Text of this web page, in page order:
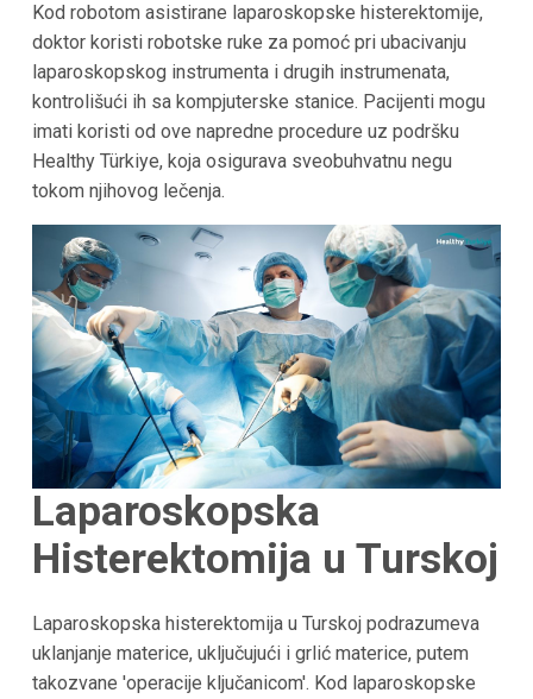
Kod robotom asistirane laparoskopske histerektomije,
doktor koristi robotske ruke za pomoć pri ubacivanju
laparoskopskog instrumenta i drugih instrumenata,
kontrolišući ih sa kompjuterske stanice. Pacijenti mogu
imati koristi od ove napredne procedure uz podršku
Healthy Türkiye, koja osigurava sveobuhvatnu negu
tokom njihovog lečenja.
Laparoskopska
Histerektomija u Turskoj
Laparoskopska histerektomija u Turskoj podrazumeva
uklanjanje materice, uključujući i grlić materice, putem
takozvane 'operacije ključanicom'. Kod laparoskopske